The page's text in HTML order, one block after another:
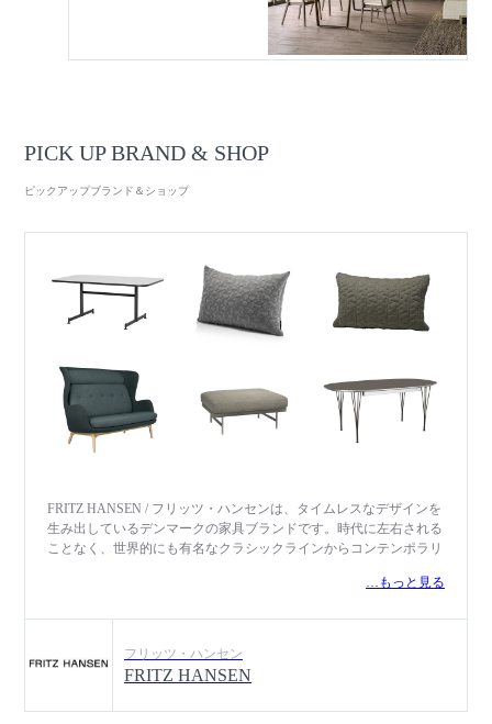
PICK UP BRAND & SHOP
ピックアップブランド＆ショップ
FRITZ HANSEN / フリッツ・ハンセンは、タイムレスなデザインを
生み出しているデンマークの家具ブランドです。時代に左右される
ことなく、世界的にも有名なクラシックラインからコンテンポラリ
し、長年にわたりアルネ・ヤコブセンら一流デザイナーとコラボレ
ンテンポラリーコレクションには、ハイメ・アジョンやピエロ・リ
ッソーニなど、現代で最も刺激的で国際的にも高い評価を受けてい
るデザイナーによる新しいデザインの家具などが揃っています。2
…もっと見る
フリッツ・ハンセン
FRITZ HANSEN